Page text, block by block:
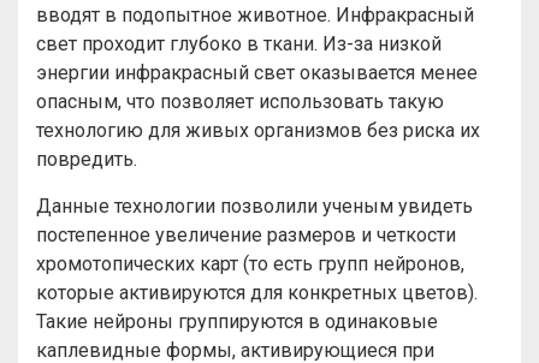
вводят в подопытное животное. Инфракрасный
свет проходит глубоко в ткани. Из-за низкой
энергии инфракрасный свет оказывается менее
опасным, что позволяет использовать такую
технологию для живых организмов без риска их
повредить.
Данные технологии позволили ученым увидеть
постепенное увеличение размеров и четкости
хромотопических карт (то есть групп нейронов,
которые активируются для конкретных цветов).
Такие нейроны группируются в одинаковые
каплевидные формы, активирующиеся при